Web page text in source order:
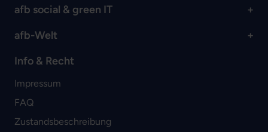
afb social & green IT
afb-Welt
Info & Recht
Impressum
FAQ
Zustandsbeschreibung